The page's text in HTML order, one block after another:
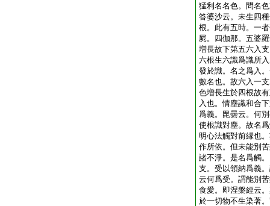
猛利名名色。問名
答婆沙云。未生四
根。此有五時。一
屍。四伽那。五婆
増長故下第五六入
六根生六識爲識所
發於識。名之爲入
數名也。故六入一
色増長生於四根故
入也。情塵識和合
爲義。毘曇云。何
使根識對塵。故名
明心法觸對前縁也
作所依。但未能別
諸不淨。是名爲觸
支。受以領納爲義
云何爲受。謂能別
食愛。即涅槃經云
於一切物不生染著